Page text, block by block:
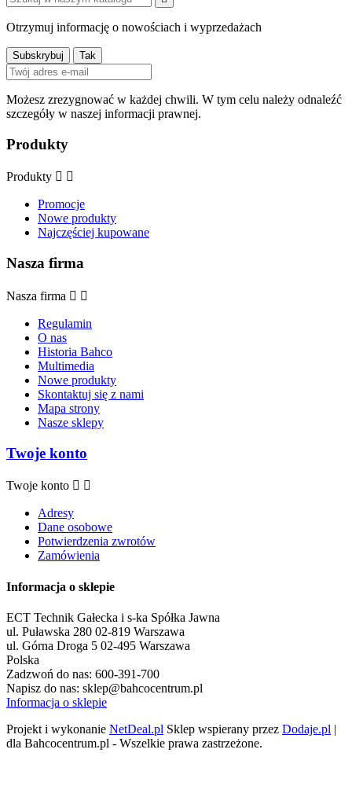
Otrzymuj informację o nowościach i wyprzedażach
Możesz zrezygnować w każdej chwili. W tym celu należy odnaleźć
szczegóły w naszej informacji prawnej.
Produkty
Produkty  
Promocje
Nowe produkty
Najczęściej kupowane
Nasza firma
Nasza firma  
Regulamin
O nas
Historia Bahco
Multimedia
Nowe produkty
Skontaktuj się z nami
Mapa strony
Nasze sklepy
Twoje konto
Twoje konto  
Adresy
Dane osobowe
Potwierdzenia zwrotów
Zamówienia
Informacja o sklepie
ECT Technik Gałecka i s-ka Spółka Jawna
ul. Puławska 280 02-819 Warszawa
ul. Górna Droga 5 02-495 Warszawa
Polska
Zadzwoń do nas: 600-391-700
Napisz do nas: sklep@bahcocentrum.pl
Informacja o sklepie
Projekt i wykonanie NetDeal.pl Sklep wspierany przez Dodaje.pl |
dla Bahcocentrum.pl - Wszelkie prawa zastrzeżone.